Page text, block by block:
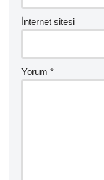
İnternet sitesi
Yorum *